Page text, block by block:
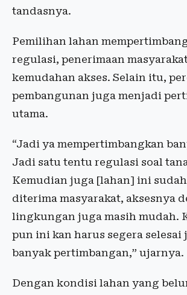
tandasnya.
Pemilihan lahan
regulasi, penerimaan
kemudahan akses. Selain itu,
pembangunan juga menjadi
utama.
“Jadi ya mempertimbangkan
Jadi satu tentu regulasi soal
Kemudian juga [lahan] ini
diterima masyarakat, aksesnya
lingkungan juga masih mudah.
pun ini kan harus segera selesai
banyak pertimbangan,” ujarnya.
Dengan kondisi lahan yang